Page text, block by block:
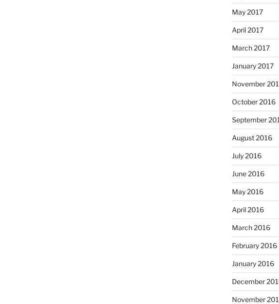
May 2017
April 2017
March 2017
January 2017
November
October 2016
September
August 2016
July 2016
June 2016
May 2016
April 2016
March 2016
February 2016
January 2016
December
November